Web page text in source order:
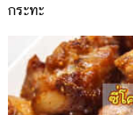
กระทะ